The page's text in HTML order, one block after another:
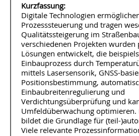
Kurzfassung:
Digitale Technologien
Prozesssteuerung und tragen
Qualitätssteigerung im
verschiedenen Projekten wurden
Lösungen entwickelt, die
Einbauprozess durch
mittels Lasersensorik, GNSS-
Positionsbestimmung,
Einbaubreitenregulierung und
Verdichtungsüberprüfung und
Umfeldüberwachung optimieren.
bildet die Grundlage für (teil-
Viele relevante